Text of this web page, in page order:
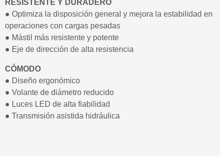
RESISTENTE Y DURADERO
● Optimiza la disposición general y mejora la estabilidad en
operaciones con cargas pesadas
● Mástil más resistente y potente
● Eje de dirección de alta resistencia
CÓMODO
● Diseño ergonómico
● Volante de diámetro reducido
● Luces LED de alta fiabilidad
● Transmisión asistida hidráulica